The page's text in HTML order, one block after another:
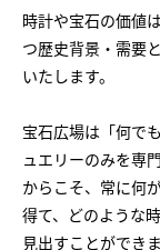
時計や宝石の価値
つ歴史背景・需要
いたします。
宝石広場は「何で
ュエリーのみを専
からこそ、常に何
得て、どのような
見出すことができま